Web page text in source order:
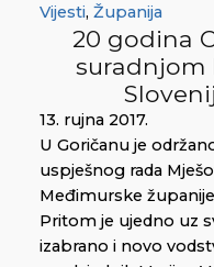
Vijesti, Županija
20 godina
suradnjom
13. rujna 2017.
U Goričanu je
uspješnog rada
Međimurske
Pritom je ujedno uz
izabrano i novo